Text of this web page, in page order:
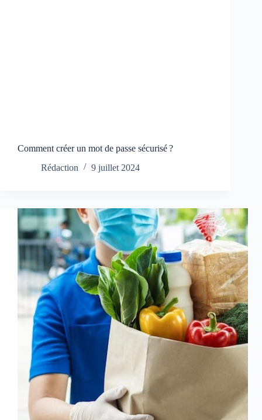
Comment créer un mot de passe sécurisé ?
Rédaction
9 juillet 2024